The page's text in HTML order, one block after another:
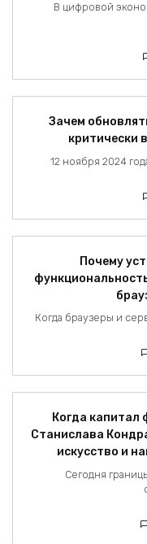
В цифровой
Зачем
критически
12 ноября 2024
Почему
Когда браузеры и
Когда капитал
Станислава
искусство и
Сегодня